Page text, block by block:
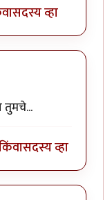
सदस्य व्हा
तुमचे...
सदस्य व्हा